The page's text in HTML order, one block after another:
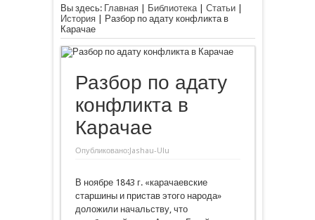
Вы здесь: Главная| Библиотека| Статьи|
История|
Разбор по адату конфликта в
Карачае
Разбор по адату
конфликта в
Карачае
Опубликовано:Jashau-Ulu
В ноябре 1843 г. «карачаевские
старшины и пристав этого народа»
доложили начальству, что